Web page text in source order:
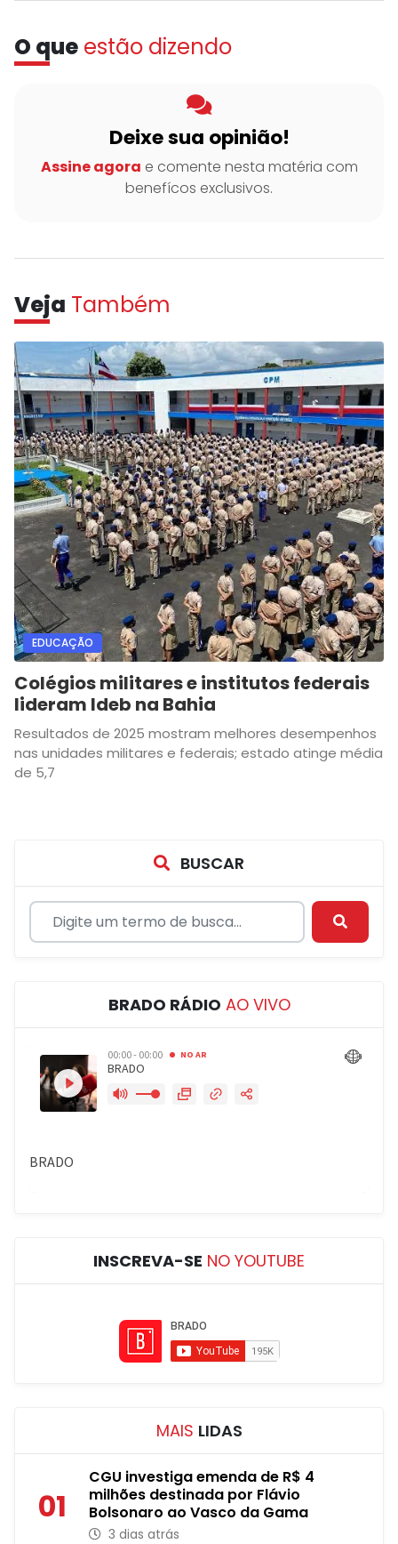
O que estão dizendo
Deixe sua opinião!
Assine agora e comente nesta matéria com
benefícos exclusivos.
Veja Também
EDUCAÇÃO
Colégios militares e institutos federais
lideram Ideb na Bahia
Resultados de 2025 mostram melhores desempenhos
nas unidades militares e federais; estado atinge média
de 5,7
BUSCAR
BRADO RÁDIO AO VIVO
INSCREVA-SE NO YOUTUBE
MAIS LIDAS
01
CGU investiga emenda de R$ 4
milhões destinada por Flávio
Bolsonaro ao Vasco da Gama
3 dias atrás